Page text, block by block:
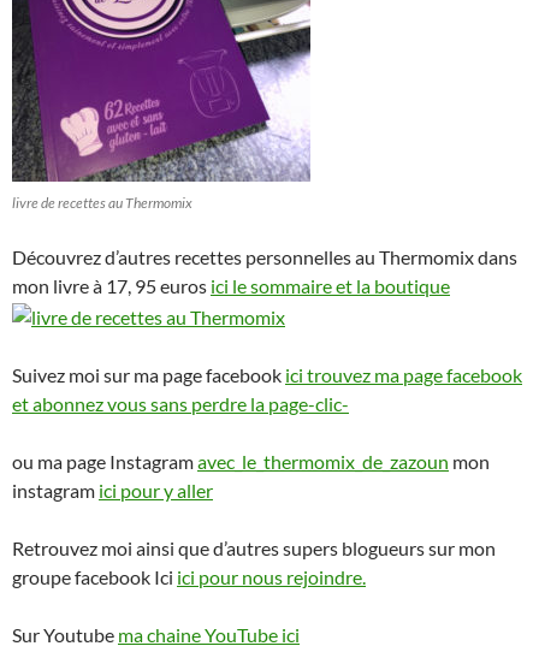
livre de recettes au Thermomix
Découvrez d’autres recettes personnelles au Thermomix dans
mon livre à 17, 95 euros ici le sommaire et la boutique
Suivez moi sur ma page facebook ici trouvez ma page facebook
et abonnez vous sans perdre la page-clic-
ou ma page Instagramavec_le_thermomix_de_zazoun mon
instagram ici pour y aller
Retrouvez moi ainsi que d’autres supers blogueurs sur mon
groupe facebook Ici ici pour nous rejoindre.
Sur Youtube ma chaine YouTube ici